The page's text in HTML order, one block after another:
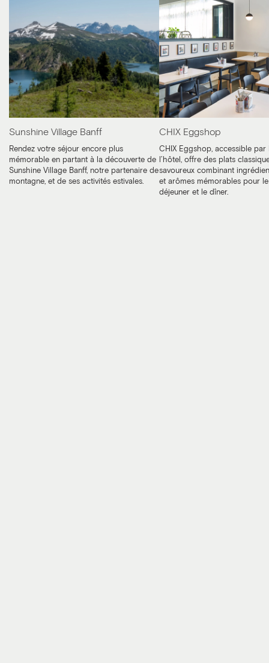
Sunshine Village Banff
Rendez votre séjour encore plus
mémorable en partant à la découverte de
Sunshine Village Banff, notre partenaire de
montagne, et de ses activités estivales.
CHIX Eggshop
CHIX Eggshop, accessible
l’hôtel, offre des plats
savoureux combinant
et arômes mémorables pour
déjeuner et le dîner.